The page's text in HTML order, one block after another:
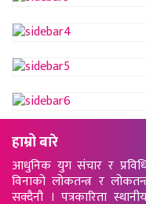
हाम्रो बारे
आधुनिक युग संचार र
विनाको लोकतन्त्र र
सक्दैनौ । पत्रकारिता